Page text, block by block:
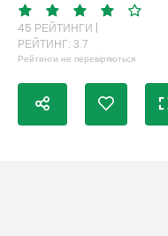
45 РЕЙТИНГИ |
РЕЙТИНГ: 3.7
Рейтинги не перевіряються